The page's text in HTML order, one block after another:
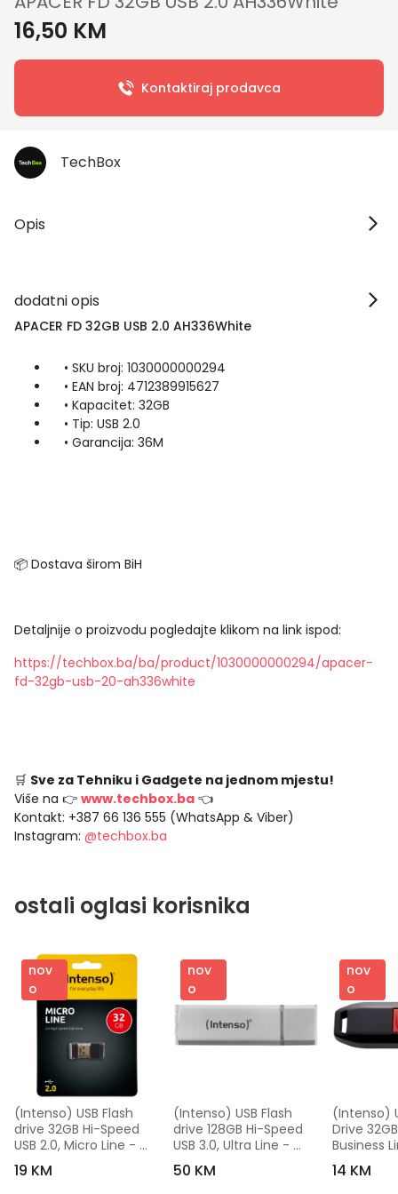
16,50 KM
Kontaktiraj prodavca
TechBox
Opis
dodatni opis
APACER FD 32GB USB 2.0 AH336White
• SKU broj: 1030000000294
• EAN broj: 4712389915627
• Kapacitet: 32GB
• Tip: USB 2.0
• Garancija: 36M
📦 Dostava širom BiH
Detaljnije o proizvodu pogledajte klikom na link ispod:
https://techbox.ba/ba/product/1030000000294/apacer-
fd-32gb-usb-20-ah336white
🛒 Sve za Tehniku i Gadgete na jednom mjestu!
Više na 👉 www.techbox.ba 👈
Kontakt: +387 66 136 555 (WhatsApp & Viber)
Instagram: @techbox.ba
ostali oglasi korisnika
nov
o
(Intenso) USB Flash
drive 32GB Hi-Speed
USB 2.0, Micro Line -
ML32
19 KM
nov
o
(Intenso) USB Flash
drive 128GB Hi-Speed
USB 3.0, Ultra Line -
Bulk USB3.0-128GB/Ultra
50 KM
nov
o
(Intenso)
Drive
Business
crno/
USB 2.0 -
14 KM